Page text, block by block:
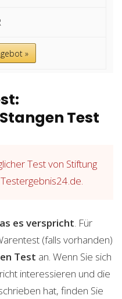
»
Test
Test von Stiftung
es verspricht. Für
(falls vorhanden)
Test an. Wenn Sie sich
interessieren und die
hat, finden Sie